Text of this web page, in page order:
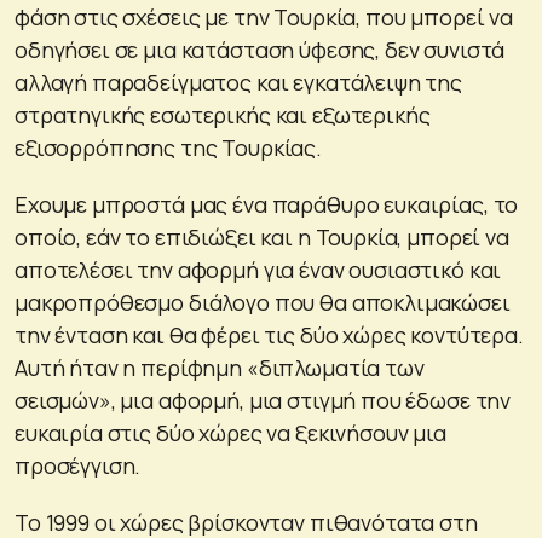
φάση στις σχέσεις με την Τουρκία, που μπορεί να
οδηγήσει σε μια κατάσταση ύφεσης, δεν συνιστά
αλλαγή παραδείγματος και εγκατάλειψη της
στρατηγικής εσωτερικής και εξωτερικής
εξισορρόπησης της Τουρκίας.
Εχουμε μπροστά μας ένα παράθυρο ευκαιρίας, το
οποίο, εάν το επιδιώξει και η Τουρκία, μπορεί να
αποτελέσει την αφορμή για έναν ουσιαστικό και
μακροπρόθεσμο διάλογο που θα αποκλιμακώσει
την ένταση και θα φέρει τις δύο χώρες κοντύτερα.
Αυτή ήταν η περίφημη «διπλωματία των
σεισμών», μια αφορμή, μια στιγμή που έδωσε την
ευκαιρία στις δύο χώρες να ξεκινήσουν μια
προσέγγιση.
Το 1999 οι χώρες βρίσκονταν πιθανότατα στη